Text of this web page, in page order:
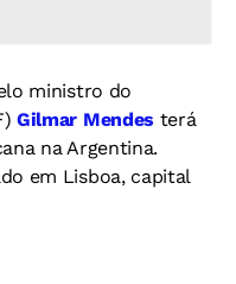
ministro do
Gilmar Mendes terá
na Argentina.
em Lisboa, capital